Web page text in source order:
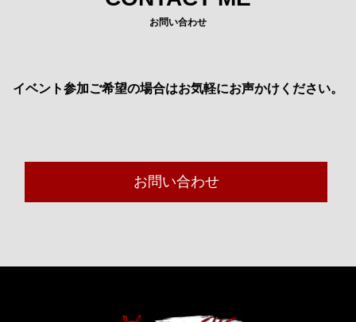
お問い合わせ
イベント参加ご希望の場合はお気軽にお声かけください。
お問い合わせ